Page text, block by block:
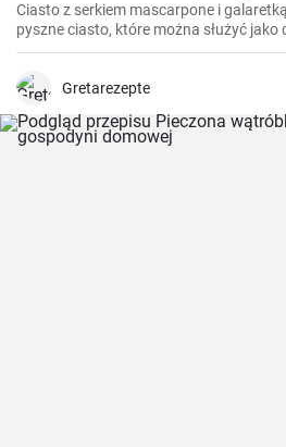
Ciasto z serkiem mascarpone i
pyszne ciasto, które można służyć jako
różne okazje. Krem z serka
i słodkości.Gretarezepte